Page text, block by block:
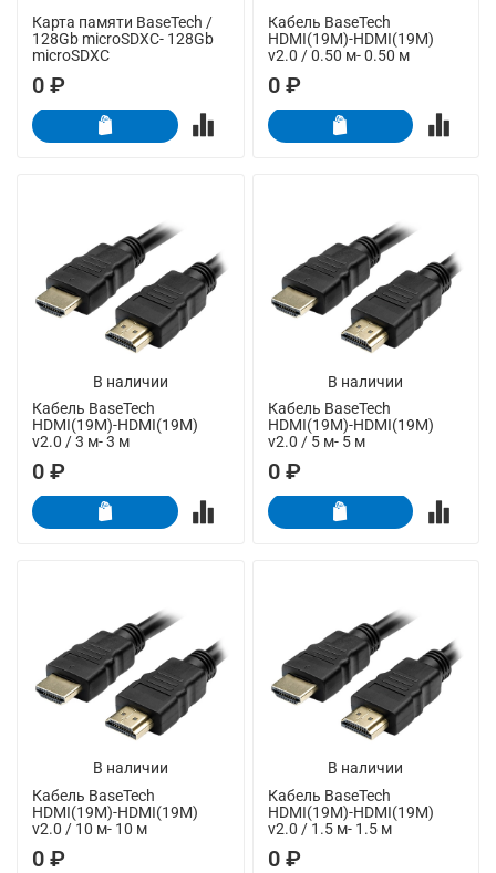
Карта памяти BaseTech /
128Gb microSDXC- 128Gb
microSDXC
0 ₽
Кабель BaseTech
HDMI(19M)-HDMI(19M)
v2.0 / 0.50 м- 0.50 м
0 ₽
В наличии
Кабель BaseTech
HDMI(19M)-HDMI(19M)
v2.0 / 3 м- 3 м
0 ₽
В наличии
Кабель BaseTech
HDMI(19M)-HDMI(19M)
v2.0 / 5 м- 5 м
0 ₽
В наличии
Кабель BaseTech
HDMI(19M)-HDMI(19M)
v2.0 / 10 м- 10 м
0 ₽
В наличии
Кабель BaseTech
HDMI(19M)-HDMI(19M)
v2.0 / 1.5 м- 1.5 м
0 ₽